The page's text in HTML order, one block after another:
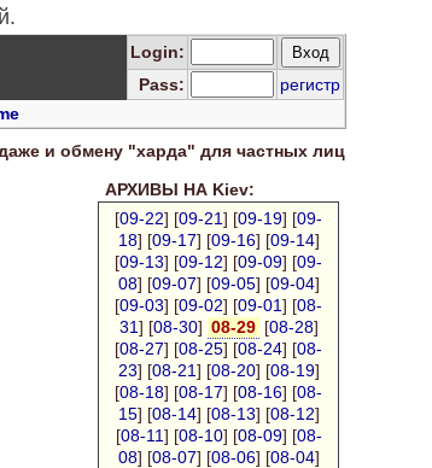
Login:
Pass:
регистр
и обмену "харда" для частных лиц
АРХИВЫ НА Kiev:
[09-22] [09-21] [09-19] [09-
18] [09-17] [09-16] [09-14]
[09-13] [09-12] [09-09] [09-
08] [09-07] [09-05] [09-04]
[09-03] [09-02] [09-01] [08-
31] [08-30] 08-29 [08-28]
[08-27] [08-25] [08-24] [08-
23] [08-21] [08-20] [08-19]
[08-18] [08-17] [08-16] [08-
15] [08-14] [08-13] [08-12]
[08-11] [08-10] [08-09] [08-
08] [08-07] [08-06] [08-04]